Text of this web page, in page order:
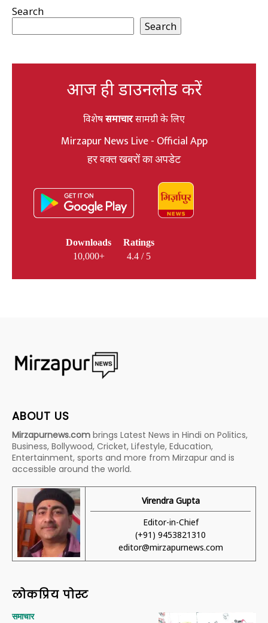
Search
Search
आज ही डाउनलोड करें
विशेषसमाचारसामग्री के लिए
Mirzapur News Live - Official App
हर वक्त खबरों का अपडेट
Downloads
10,000+
Ratings
4.4 / 5
ABOUT US
Mirzapurnews.com brings Latest News in Hindi on Politics,
Business, Bollywood, Cricket, Lifestyle, Education,
Entertainment, sports and more from Mirzapur and is
accessible around the world.
Virendra Gupta
Editor-in-Chief
(+91) 9453821310
editor@mirzapurnews.com
लोकप्रिय पोस्ट
समाचार